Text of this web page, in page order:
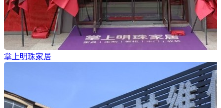
掌上明珠家居